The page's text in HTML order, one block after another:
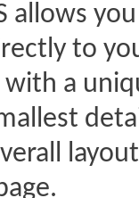
allows
to
a